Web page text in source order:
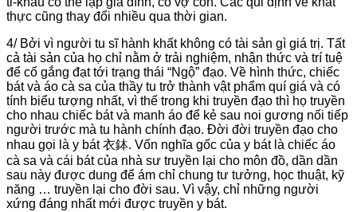
thực cũng thay đổi nhiều qua thời gian.
4/ Bởi vì người tu sĩ hành khất không có tài sản gì giá trị. Tất
cả tài sản của họ chỉ nằm ở trải nghiệm, nhận thức và trí tuệ
để cố gắng đạt tới trạng thái “Ngộ” đạo. Về hình thức, chiếc
bát và áo cà sa của thầy tu trở thành vật phẩm quí giá và có
tính biểu tượng nhất, vì thế trong khi truyền đạo thì họ truyền
cho nhau chiếc bát và manh áo để kẻ sau noi gương nối tiếp
người trước mà tu hành chính đạo. Đời đời truyền đạo cho
nhau gọi là y bát 衣鉢. Vốn nghĩa gốc của y bát là chiếc áo
cà sa và cái bát của nhà sư truyền lại cho môn đồ, dần dần
sau này được dung để ám chỉ chung tư tưởng, học thuật, kỹ
năng … truyền lại cho đời sau. Vì vậy, chỉ những người
xứng đáng nhất mới được truyền y bát.